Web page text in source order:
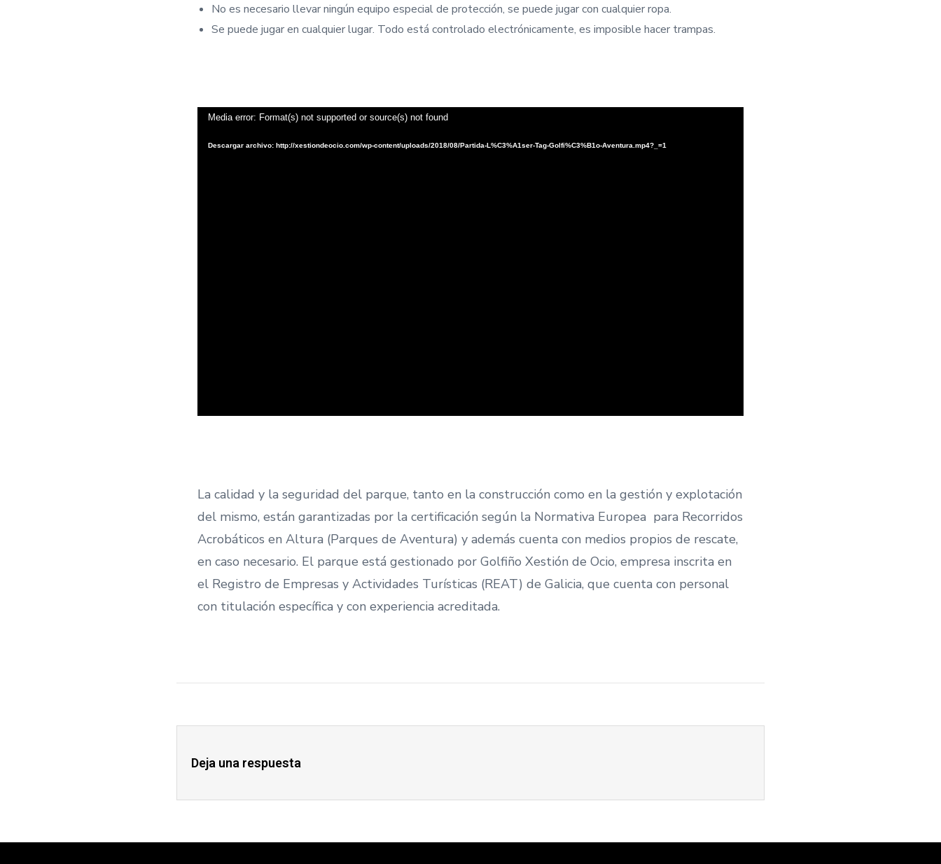
No es necesario llevar ningún equipo especial de protección, se puede jugar con cualquier ropa.
Se puede jugar en cualquier lugar. Todo está controlado electrónicamente, es imposible hacer trampas.
d
Media error: Format(s) not supported or source(s) not found
Descargar archivo: http://xestiondeocio.com/wp-content/uploads/2018/08/Partida-L%C3%A1ser-Tag-Golfi%C3%B1o-Aventura.mp4?_=1
La calidad y la seguridad del parque, tanto en la construcción como en la gestión y explotación
del mismo, están garantizadas por la certificación según la Normativa Europea para Recorridos
Acrobáticos en Altura (Parques de Aventura) y además cuenta con medios propios de rescate,
en caso necesario. El parque está gestionado por Golfiño Xestión de Ocio, empresa inscrita en
el Registro de Empresas y Actividades Turísticas (REAT) de Galicia, que cuenta con personal
con titulación específica y con experiencia acreditada.
Deja una respuesta